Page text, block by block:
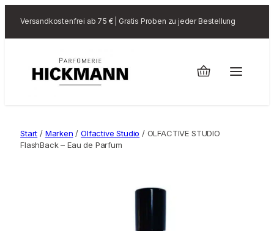
Versandkostenfrei ab 75 € | Gratis Proben zu jeder Bestellung
Start / Marken /Olfactive Studio / OLFACTIVE STUDIO
FlashBack – Eau de Parfum